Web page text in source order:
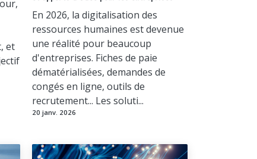
et
En 2026, la digitalisation des
ressources humaines est devenue
une réalité pour beaucoup
d'entreprises. Fiches de paie
dématérialisées, demandes de
congés en ligne, outils de
recrutement... Les soluti...
20 janv. 2026